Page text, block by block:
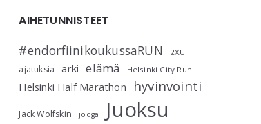
AIHETUNNISTEET
#endorfiinikoukussaRUN 2XU
ajatuksia arki elämä Helsinki City Run
Helsinki Half Marathon hyvinvointi
Jack Wolfskin jooga Juoksu